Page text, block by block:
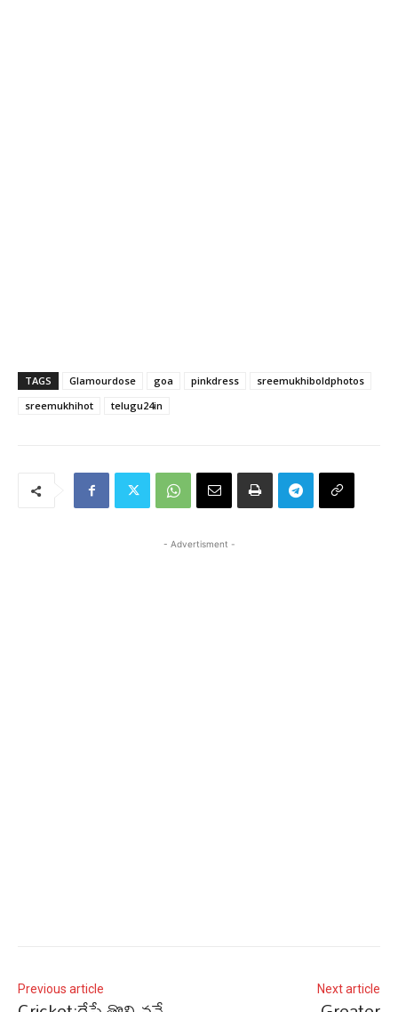
TAGS Glamourdose goa pinkdress
sreemukhiboldphotos
sreemukhihot
telugu24in
- Advertisment -
Previous article Next article